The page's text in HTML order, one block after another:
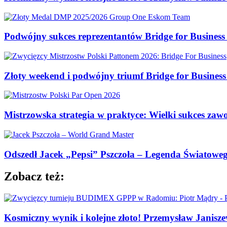
Podwójny sukces reprezentantów Bridge for
Złoty weekend i podwójny triumf Bridge for
Mistrzowska strategia w praktyce: Wielki sukces
Odszedł Jacek „Pepsi” Pszczoła – Legenda
Zobacz też:
Kosmiczny wynik i kolejne złoto! Przemysław